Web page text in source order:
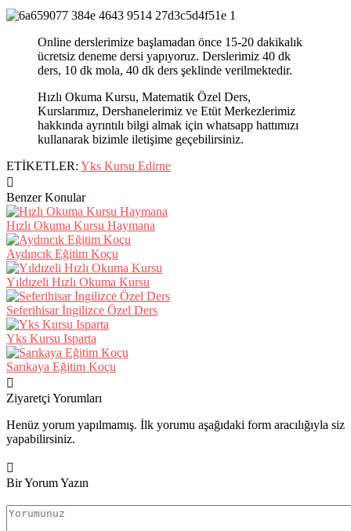
Online derslerimize başlamadan önce 15-20 dakikalık
ücretsiz deneme dersi yapıyoruz. Derslerimiz 40 dk
ders, 10 dk mola, 40 dk ders şeklinde verilmektedir.
Hızlı Okuma Kursu, Matematik Özel Ders,
Kurslarımız, Dershanelerimiz ve Etüt Merkezlerimiz
hakkında ayrıntılı bilgi almak için whatsapp hattımızı
kullanarak bizimle iletişime geçebilirsiniz.
ETİKETLER: Yks Kursu Edirne
Benzer Konular
Hızlı Okuma Kursu Haymana
Aydıncık Eğitim Koçu
Yıldızeli Hızlı Okuma Kursu
Seferihisar İngilizce Özel Ders
Yks Kursu Isparta
Sarıkaya Eğitim Koçu
Ziyaretçi Yorumları
Henüz yorum yapılmamış. İlk yorumu aşağıdaki form aracılığıyla siz
yapabilirsiniz.
Bir Yorum Yazın